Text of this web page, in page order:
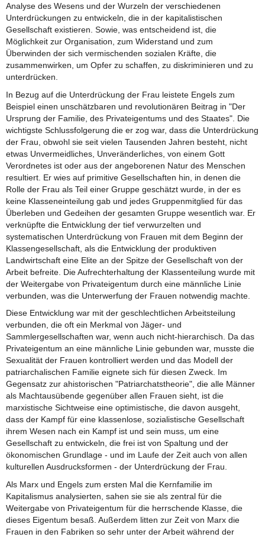
Analyse des Wesens und der Wurzeln der verschiedenen
Unterdrückungen zu entwickeln, die in der kapitalistischen
Gesellschaft existieren. Sowie, was entscheidend ist, die
Möglichkeit zur Organisation, zum Widerstand und zum
Überwinden der sich vermischenden sozialen Kräfte, die
zusammenwirken, um Opfer zu schaffen, zu diskriminieren und zu
unterdrücken.
In Bezug auf die Unterdrückung der Frau leistete Engels zum
Beispiel einen unschätzbaren und revolutionären Beitrag in "Der
Ursprung der Familie, des Privateigentums und des Staates". Die
wichtigste Schlussfolgerung die er zog war, dass die Unterdrückung
der Frau, obwohl sie seit vielen Tausenden Jahren besteht, nicht
etwas Unvermeidliches, Unveränderliches, von einem Gott
Verordnetes ist oder aus der angeborenen Natur des Menschen
resultiert. Er wies auf primitive Gesellschaften hin, in denen die
Rolle der Frau als Teil einer Gruppe geschätzt wurde, in der es
keine Klasseneinteilung gab und jedes Gruppenmitglied für das
Überleben und Gedeihen der gesamten Gruppe wesentlich war. Er
verknüpfte die Entwicklung der tief verwurzelten und
systematischen Unterdrückung von Frauen mit dem Beginn der
Klassengesellschaft, als die Entwicklung der produktiven
Landwirtschaft eine Elite an der Spitze der Gesellschaft von der
Arbeit befreite. Die Aufrechterhaltung der Klassenteilung wurde mit
der Weitergabe von Privateigentum durch eine männliche Linie
verbunden, was die Unterwerfung der Frauen notwendig machte.
Diese Entwicklung war mit der geschlechtlichen Arbeitsteilung
verbunden, die oft ein Merkmal von Jäger- und
Sammlergesellschaften war, wenn auch nicht-hierarchisch. Da das
Privateigentum an eine männliche Linie gebunden war, musste die
Sexualität der Frauen kontrolliert werden und das Modell der
patriarchalischen Familie eignete sich für diesen Zweck. Im
Gegensatz zur ahistorischen "Patriarchatstheorie", die alle Männer
als Machtausübende gegenüber allen Frauen sieht, ist die
marxistische Sichtweise eine optimistische, die davon ausgeht,
dass der Kampf für eine klassenlose, sozialistische Gesellschaft
ihrem Wesen nach ein Kampf ist und sein muss, um eine
Gesellschaft zu entwickeln, die frei ist von Spaltung und der
ökonomischen Grundlage - und im Laufe der Zeit auch von allen
kulturellen Ausdrucksformen - der Unterdrückung der Frau.
Als Marx und Engels zum ersten Mal die Kernfamilie im
Kapitalismus analysierten, sahen sie sie als zentral für die
Weitergabe von Privateigentum für die herrschende Klasse, die
dieses Eigentum besaß. Außerdem litten zur Zeit von Marx die
Frauen in den Fabriken so sehr unter der Arbeit während der